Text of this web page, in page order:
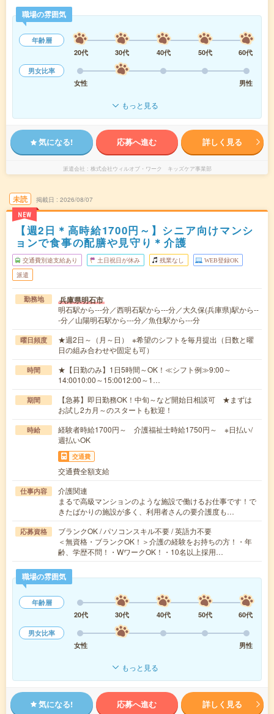
職場の雰囲気
年齢層
20代
30代 40代 50代
60代
男女比率
女性
男性
もっと見る
気になる! 応募へ進む 詳しく見る
派遣会社 株式会社ウィルオブ・ワーク キッズケア事業部
未読
NEW
掲載日 2026/08/07
【週2日＊高時給1700円～】シニア向けマンシ
ョンで食事の配膳や見守り＊介護
交通費別途支給あり 土日祝日が休み 残業なし WEB登録OK
派遣
勤務地 兵庫県明石市
明石駅から---分／西明石駅から---分／大久保(兵庫県)駅から--
-分／山陽明石駅から---分／魚住駅から---分
曜日頻度
★週2日～（月～日） ※希望のシフトを毎月提出（日数と曜
日の組み合わせや固定も可）
時間
★【日勤のみ】1日5時間～OK！≪シフト例≫9:00～
14:0010:00～15:0012:00～1…
期間
【急募】即日勤務OK！中旬～など開始日相談可 ★まずは
お試し2カ月～のスタートも歓迎！
時給
経験者時給1700円～ 介護福祉士時給1750円～ ※日払い/
週払いOK
交通費
交通費全額支給
仕事内容
介護関連
まるで高級マンションのような施設で働けるお仕事です！で
きたばかりの施設が多く、利用者さんの要介護度も…
応募資格
ブランクOK / パソコンスキル不要 / 英語力不要
＜無資格・ブランクOK！＞介護の経験をお持ちの方！・年
齢、学歴不問！・WワークOK！・10名以上採用…
職場の雰囲気
年齢層
20代
30代 40代 50代
60代
男女比率
女性
男性
もっと見る
気になる! 応募へ進む 詳しく見る